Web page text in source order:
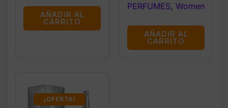
AÑADIR AL
CARRITO
PERFUMES, Women
AÑADIR AL
CARRITO
¡OFERTA!